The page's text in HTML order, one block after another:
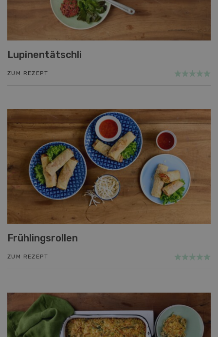
Lupinentätschli
ZUM REZEPT
Frühlingsrollen
ZUM REZEPT